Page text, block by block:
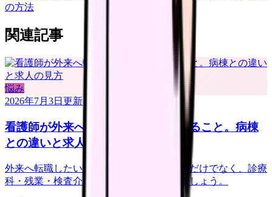
の方法
関連記事
悩み
2026年7月3日 更新
看護師が外来へ転職する前に確認すること。病棟
との違いと求人の見方
外来へ転職したい看護師さんへ。夜勤なしだけでなく、診療
科・残業・検査介助・土曜勤務を確認しましょう。